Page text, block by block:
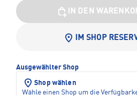
IN DEN
IM SHOP
Ausgewählter Shop
Shop wählen
Wähle einen Shop um die